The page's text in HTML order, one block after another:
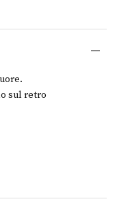
sul retro